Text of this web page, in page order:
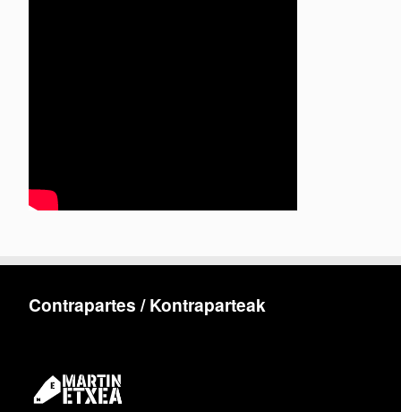
Contrapartes / Kontraparteak